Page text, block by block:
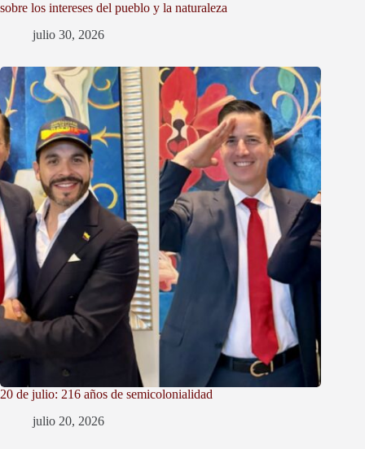
sobre los intereses del pueblo y la naturaleza
julio 30, 2026
20 de julio: 216 años de semicolonialidad
julio 20, 2026